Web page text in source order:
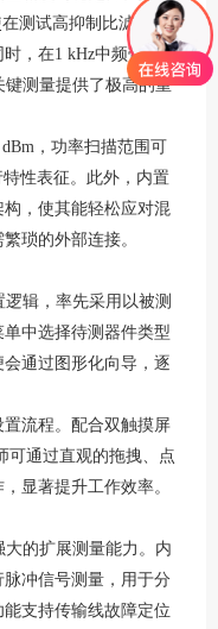
在测试高抑制比滤波器
时，在1 kHz中频带宽
键测量提供了极高的重
dBm，功率扫描范围可
性表征。此外，内置
，使其能轻松应对混
琐的外部连接。
辑，率先采用 以被测
中选择待测器件类型
会通过图形化向导，逐
流程。配合双触摸屏
可通过直观的拖拽、点
显著提升工作效率。
的扩展测量能力。内
脉冲信号测量 ，用于分
能支持传输线故障定位